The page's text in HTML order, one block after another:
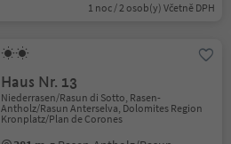
1 noc / 2 osob(y) Včetně DPH
Haus Nr. 13
Niederrasen/Rasun di Sotto, Rasen-
Antholz/Rasun Anterselva, Dolomites Region
Kronplatz/Plan de Corones